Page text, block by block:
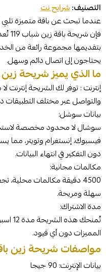
التصنيف:شرايح نت
عندما تبحث عن باقة متميزة تلبي
فإن
بتقديمها مجموعة رائعة من
يحتاجون إلى اتصال دائم وسهل.
ما الذي يميز شريحة
إنترنت : توفر لك الشريحة
والتواصل عبر مختلف التطبيقات
بيانات سوشل:
سوشال لا محدود مخصصة
فيسبوك، إنستغرام وتويتر، مما
دون التفكير في انتهاء البيانات.
مكالمات مجانية:
4500 دقيقة مكالمات محلية،
سهلة ومريحة.
مدة الاشتراك:
المميزات دون أي قيود.
مواصفات شريحة زين
بيانات الإنترنت: 90 جيجا